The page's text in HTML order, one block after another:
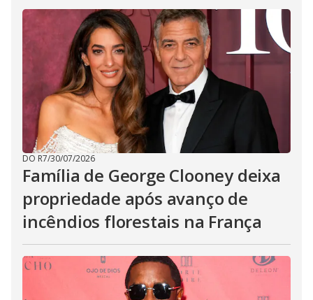
DO R7/30/07/2026
Família de George Clooney deixa
propriedade após avanço de
incêndios florestais na França